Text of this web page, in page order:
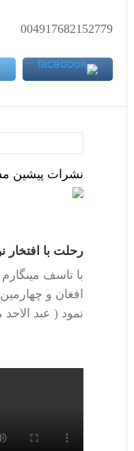
004917682152779
نشرات پیشین
رحلت با افتخار
با تاسف
افغان و
نمود ( عبد